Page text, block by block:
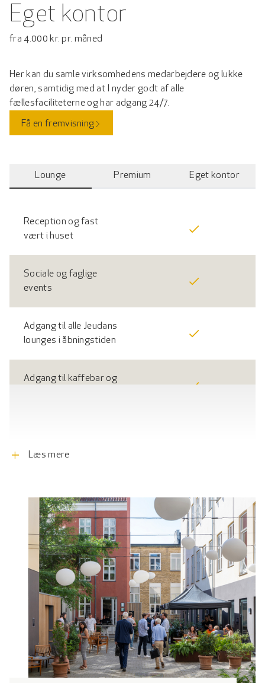
Eget kontor
fra 4.000 kr. pr. måned
Her kan du samle virksomhedens medarbejdere og lukke
døren, samtidig med at I nyder godt af alle
fællesfaciliteterne og har adgang 24/7.
Få en fremvisning
Lounge Premium Eget kontor
Reception og fast
vært i huset
Sociale og faglige
events
Adgang til alle Jeudans
lounges i åbningstiden
Adgang til kaffebar og
hævesænkebord,
skærm og udstyr
Privat møbleret
kontor
Adgang til tekøkken
med gratis te og kaffe
Firmaadresse med
pakke- og
add Læs mere